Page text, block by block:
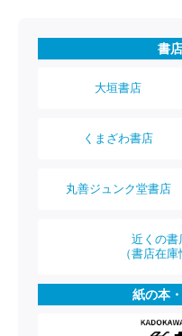
書
大垣書店
くまざわ書店
丸善ジュンク堂書店
近くの書
（書店在
紙の本